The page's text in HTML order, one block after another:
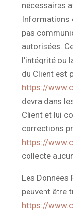
nécessaires
Informations
pas
autorisées.
l’intégrité ou
du Client est
https://
devra dans
Client et lui
corrections
https://
collecte
Les Données
peuvent être
https://